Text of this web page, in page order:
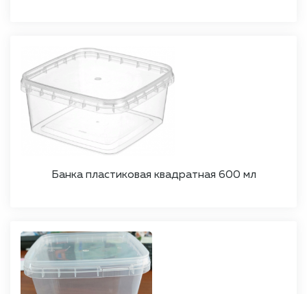
Банка пластиковая квадратная 600 мл